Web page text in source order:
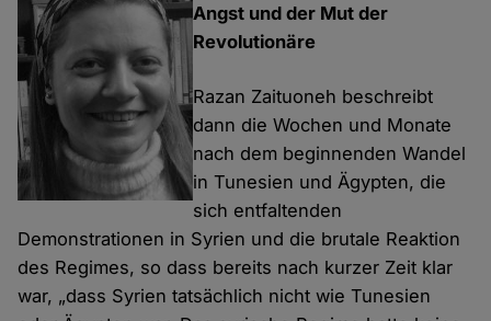
Angst und der Mut der
Revolutionäre
Razan Zaituoneh beschreibt
dann die Wochen und Monate
nach dem beginnenden Wandel
in Tunesien und Ägypten, die
sich entfaltenden
Demonstrationen in Syrien und die brutale Reaktion
des Regimes, so dass bereits nach kurzer Zeit klar
war, „dass Syrien tatsächlich nicht wie Tunesien